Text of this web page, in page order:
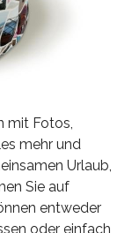
mit Fotos,
mehr und
Urlaub,
Sie auf
entweder
oder einfach